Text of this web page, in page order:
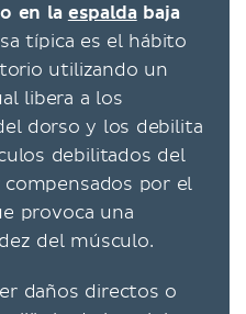
en la espaldabaja
típica es el hábito
utilizando un
libera a los
dorso y los debilita
debilitados del
por el
provoca una
del músculo.
daños directos o